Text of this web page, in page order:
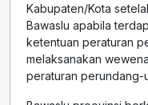
Kabupaten/Kota
Bawaslu apabila
ketentuan peraturan
melaksanakan
peraturan perundang-